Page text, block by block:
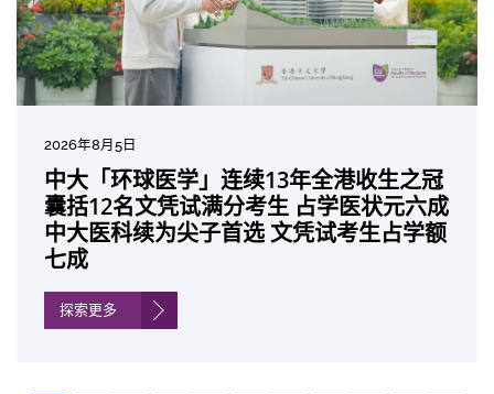
2026年8月5日
中大「环球医学」连续13年全港收生之冠
囊括12名文凭试满分考生 占学医状元六成
中大医科续为尖子首选 文凭试考生占学额
七成
探索更多
2026年7月10日
中大研发「AI-OCT」系统助测糖尿黄斑水
肿 假阳性转介个案锐减六成 缩短患者轮
候诊症时间
2026年7月10日
中大黄秀娟教授获颁中国工程界最高荣誉
「光华工程科技奖」 成为今届医药衞生领
域唯一香港学者
2026年7月7日
中大新设「香港中文大学凤凰奖学金」嘉
许公开试状元 鼓励学医状元走出课堂放眼
世界 装备21世纪妙手仁医
2026年6月29日
中大全新一站式PGT-Plus方案 精准辨识
传统检测中复杂基因异常「盲点」 降低人
工受孕流产及异常妊娠风险
2026年6月22日
中大发现青光眼治疗新靶点 小鼠实验证实
可恢复七成视力 有助开创崭新神经保护疗
法
2026年6月17日
中大成功拆解肝癌免疫治疗耐药性机制 揭
一种免疫细胞具「除废喂食」新功能助癌
细胞耐药性
2026年6月10日
中大与多名全球专家共同牵头跨国肺癌研
究 逾半晚期ALK阳性肺癌病人七年无恶化
因特定基因异常而引起的肺癌有望变成
「慢性病」 患者可与病共存
探索更多
2026年6月5日
中大教授陈重娥获颁「清野裕杰出领袖
奖」 成为本港首名学者荣膺亚洲糖尿病教
研最高荣誉
2026年6月2日
中大汇聚逾200位区域专家 探讨私人医疗
保险如何推动全民健康覆盖
探索更多
2026年5月19日
中大张源津医生成首位亚洲研究员 荣获国
际泌尿科权威奖项John K. Lattimer 讲座
奖
2026年5月14日
中大取得「从实验室到临床应用」研究突
破 初步证实GLP-1药物可改善严重中风康
复情况